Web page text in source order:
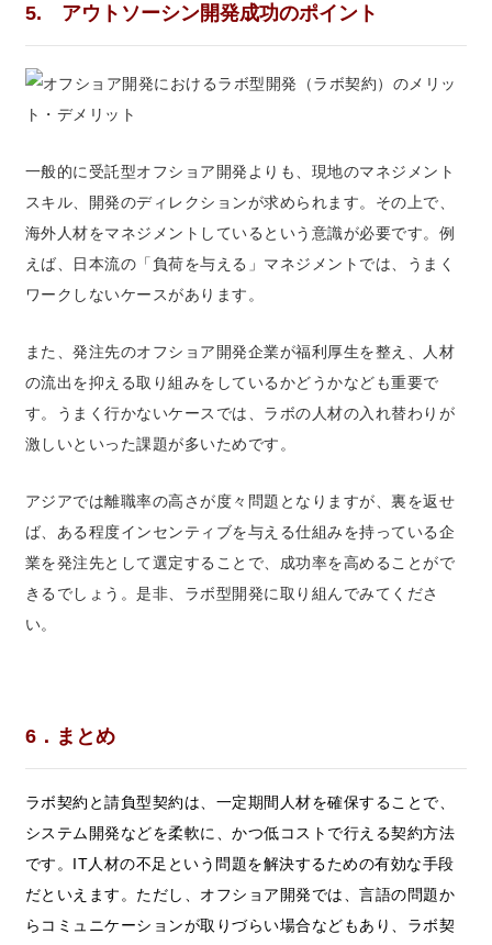
5. アウトソーシン開発成功のポイント
一般的に受託型オフショア開発よりも、現地のマネジメント
スキル、開発のディレクションが求められます。その上で、
海外人材をマネジメントしているという意識が必要です。例
えば、日本流の「負荷を与える」マネジメントでは、うまく
ワークしないケースがあります。
また、発注先のオフショア開発企業が福利厚生を整え、人材
の流出を抑える取り組みをしているかどうかなども重要で
す。うまく行かないケースでは、ラボの人材の入れ替わりが
激しいといった課題が多いためです。
アジアでは離職率の高さが度々問題となりますが、裏を返せ
ば、ある程度インセンティブを与える仕組みを持っている企
業を発注先として選定することで、成功率を高めることがで
きるでしょう。是非、ラボ型開発に取り組んでみてくださ
い。
6．まとめ
ラボ契約と請負型契約は、一定期間人材を確保することで、
システム開発などを柔軟に、かつ低コストで行える契約方法
です。IT人材の不足という問題を解決するための有効な手段
だといえます。ただし、オフショア開発では、言語の問題か
らコミュニケーションが取りづらい場合などもあり、ラボ契